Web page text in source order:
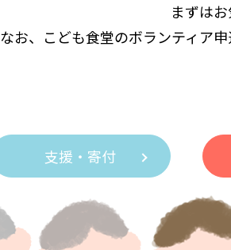
まずは
なお、こども食堂のボランティア
支援・寄付